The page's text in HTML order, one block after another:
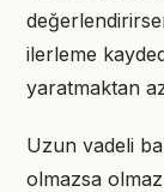
ilerleme
yaratmaktan
Uzun vadeli
olmazsa